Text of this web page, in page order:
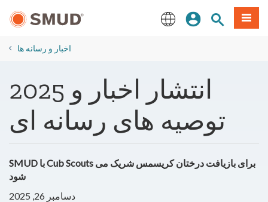
اصلی
ورودسایتمنو
​اخبار و رسانه ها
2025 انتشار اخبار و
توصیه های رسانه ای
SMUD با Cub Scouts برای بازیافت درختان کریسمس شریک می
شود
دسامبر 26, 2025